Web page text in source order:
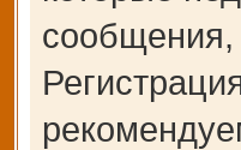
сообщения,